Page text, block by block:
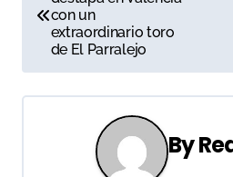
a
e
con un
extraordinario toro
de El Parralejo
By